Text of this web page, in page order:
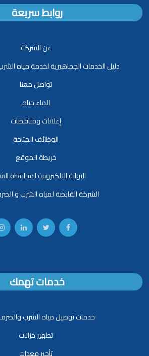
روابط سريعة
عن الشركة
دليل الخدمات الجماهيرية لخدمة مياه
تواصل معنا
الماء حياه
إعلانات ومناقصات
الوظائف المتاحة
خريطة الموقع
البوابة الالكترونية لمحافظة
الشركة القابضة لمياه الشرب و
خدمات تهمك
خدمات توصيل مياه الشرب
تطهير خزانات
تأجير معدات